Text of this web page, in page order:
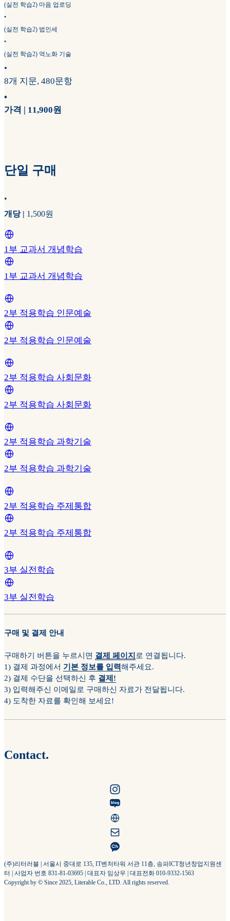
(실전 학습2) 마음 업로딩
•
(실전 학습2) 법인세
•
(실전 학습2) 역노화 기술
•
8개 지문, 480문항
•
가격 | 11,900원
단일 구매
•
개당 | 1,500원
1부 교과서 개념학습
1부 교과서 개념학습
2부 적용학습 인문예술
2부 적용학습 인문예술
2부 적용학습 사회문화
2부 적용학습 사회문화
2부 적용학습 과학기술
2부 적용학습 과학기술
2부 적용학습 주제통합
2부 적용학습 주제통합
3부 실전학습
3부 실전학습
구매 및 결제 안내
구매하기 버튼을 누르시면 결제 페이지 로 연결됩니다.
1) 결제 과정에서 기본 정보를 입력해주세요.
2) 결제 수단을 선택하신 후 결제!
3) 입력해주신 이메일로 구매하신 자료가 전달됩니다.
4) 도착한 자료를 확인해 보세요!
Contact.
(주)리터러블 | 서울시 중대로 135, IT벤처타워 서관 11층, 송파ICT청년창업지원센
터 | 사업자 번호 831-81-03695 | 대표자 임상우 | 대표전화 010-9332-1563
Copyright by © Since 2025, Literable Co., LTD. All rights reserved.